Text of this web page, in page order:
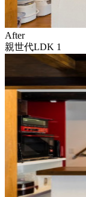
After
親世代LDK 1